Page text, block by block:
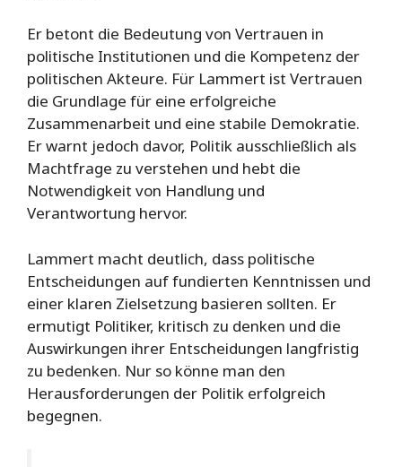
Er betont die Bedeutung von Vertrauen in
politische Institutionen und die Kompetenz der
politischen Akteure. Für Lammert ist Vertrauen
die Grundlage für eine erfolgreiche
Zusammenarbeit und eine stabile Demokratie.
Er warnt jedoch davor, Politik ausschließlich als
Machtfrage zu verstehen und hebt die
Notwendigkeit von Handlung und
Verantwortung hervor.
Lammert macht deutlich, dass politische
Entscheidungen auf fundierten Kenntnissen und
einer klaren Zielsetzung basieren sollten. Er
ermutigt Politiker, kritisch zu denken und die
Auswirkungen ihrer Entscheidungen langfristig
zu bedenken. Nur so könne man den
Herausforderungen der Politik erfolgreich
begegnen.